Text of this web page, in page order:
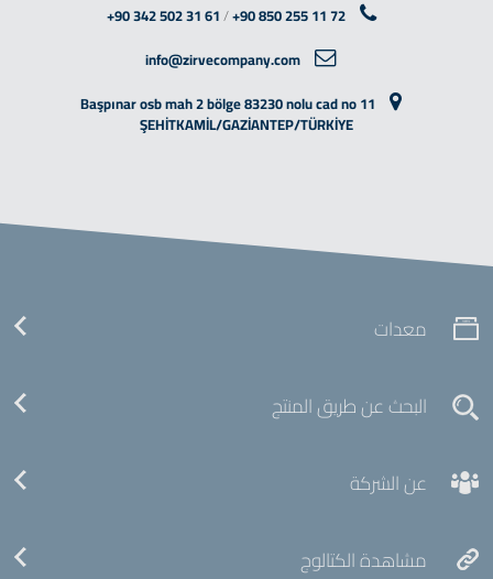
+90 342 502 31 61/+90 850 255 11 72
info@zirvecompany.com
Başpınar osb mah 2 bölge 83230 nolu cad no 11
ŞEHİTKAMİL/GAZİANTEP/TÜRKİYE
معدات
البحث عن طريق المنتج
عن الشركة
مشاهدة الكتالوج